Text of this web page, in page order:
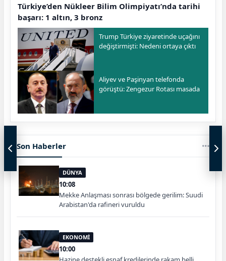
Türkiye’den Nükleer Bilim Olimpiyatı’nda tarihi
başarı: 1 altın, 3 bronz
Trump Türkiye ziyaretinde uçağını
değiştirmişti: Nedeni ortaya çıktı
Aliyev ve Paşinyan telefonda
görüştü: Zengezur Rotası masada
Son Haberler
DÜNYA
10:08
Mekke Anlaşması sonrası bölgede gerilim: Suudi
Arabistan'da rafineri vuruldu
EKONOMİ
10:00